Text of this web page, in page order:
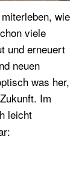
wie
viele
und erneuert
neuen
was her,
Im
leicht